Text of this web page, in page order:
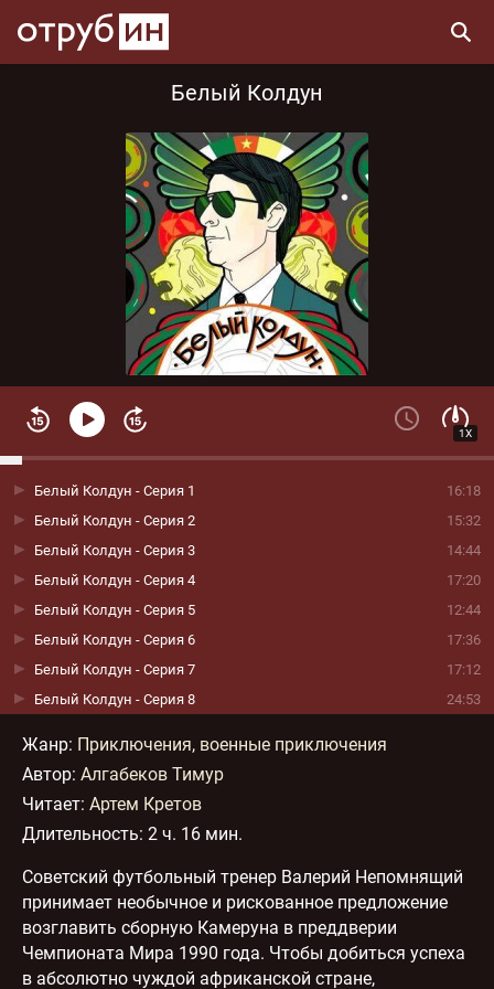
Белый Колдун
1X
16:18
Белый Колдун - Серия 1
15:32
Белый Колдун - Серия 2
14:44
Белый Колдун - Серия 3
17:20
Белый Колдун - Серия 4
12:44
Белый Колдун - Серия 5
17:36
Белый Колдун - Серия 6
17:12
Белый Колдун - Серия 7
24:53
Белый Колдун - Серия 8
Жанр: Приключения, военные приключения
Автор: Алгабеков Тимур
Читает: Артем Кретов
Длительность: 2 ч. 16 мин.
Советский футбольный тренер Валерий Непомнящий
принимает необычное и рискованное предложение
возглавить сборную Камеруна в преддверии
Чемпионата Мира 1990 года. Чтобы добиться успеха
в абсолютно чуждой африканской стране,